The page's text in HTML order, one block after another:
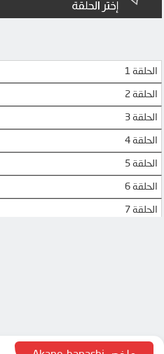
الحلقة 1
الحلقة 2
الحلقة 3
الحلقة 4
الحلقة 5
الحلقة 6
الحلقة 7